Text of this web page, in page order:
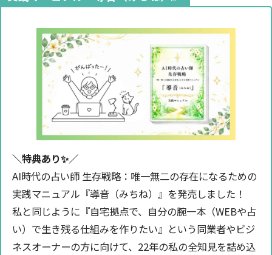
＼特典あり✨️／
AI時代の占い師 生存戦略：唯一無二の存在になるための
実践マニュアル『導音（みちね）』を発売しました！
私と同じように『自宅拠点で、自分の腕一本（WEBや占
い）で生き残る仕組みを作りたい』という同業者やビジ
ネスオーナーの方に向けて、22年の私の全知見を詰め込